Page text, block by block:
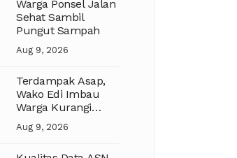
Warga Ponsel Jalan
Sehat Sambil
Pungut Sampah
Aug 9, 2026
Terdampak Asap,
Wako Edi Imbau
Warga Kurangi
Aktivitas Luar
Ruangan
Aug 9, 2026